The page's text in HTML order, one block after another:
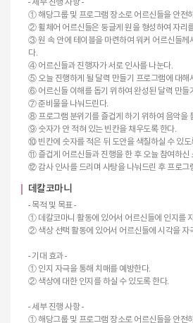
① 해당그룹 및 프로그램 장소로 어르신들을 안전
② 휠체어 어르신들은 둥글게 원을 형성하여 자리
③ 원 속 안에 테이블을 마련하여 워커 어르신들께
다.
④ 어르신들과 진행자가 서로 인사를 나눈다.
⑤ 오늘 진행하게 될 달력 만들기 프로그램에 대해
⑥ 어르신들 이해를 돕기 위하여 완성된 달력 만들
⑦ 준비물을 나눠드린다.
⑧ 프로그램 분위기를 즐겁게 하기 위하여 음악을
⑨ 숫자가 안 적혀 있는 빈칸을 채우도록 한다.
⑩ 빈칸에 숫자를 적은 뒤 도안을 색칠하실 수 있도
⑪ 즐겁게 어르신들과 진행을 한 후 오늘 참여하신
⑫ 감사 인사를 드리며 사탕을 나눠드린 후 프로그
데칼코마니
- 목적 및 목표 -
① 데칼코마니 활동에 있어서 어르신들에 인지를
② 색상 선택 활동에 있어서 어르신들에 시각을 자
- 기대 효과 -
① 인지 자극을 통해 치매를 예방한다.
② 색상에 대한 인지를 하실 수 있도록 한다.
- 세부 진행 사항 -
① 해당그룹 및 프로그램 장소로 어르신들을 안전